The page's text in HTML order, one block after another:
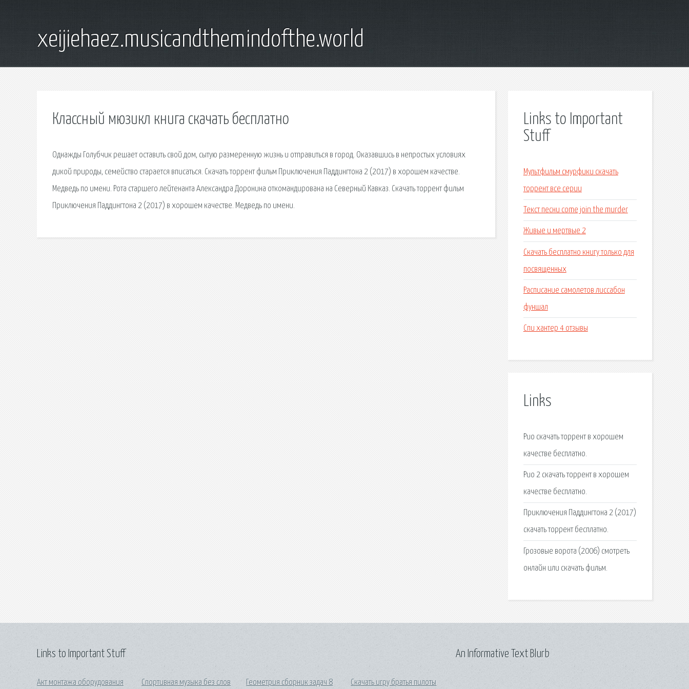
xeijiehaez.musicandthemindofthe.world
Классный мюзикл книга скачать бесплатно
Однажды Голубчик решает оставить свой дом, сытую размеренную жизнь и отправиться в город. Оказавшись в непростых условиях
дикой природы, семейство старается вписаться. Скачать торрент фильм Приключения Паддингтона 2 (2017) в хорошем качестве.
Медведь по имени. Рота старшего лейтенанта Александра Доронина откомандирована на Северный Кавказ. Скачать торрент фильм
Приключения Паддингтона 2 (2017) в хорошем качестве. Медведь по имени.
Links to Important
Stuff
Мультфильм смурфики скачать
торрент все серии
Текст песни come join the murder
Живые и мертвые 2
Скачать бесплатно книгу только для
посвященных
Расписание самолетов лиссабон
фуншал
Спи хантер 4 отзывы
Links
Рио скачать торрент в хорошем
качестве бесплатно.
Рио 2 скачать торрент в хорошем
качестве бесплатно.
Приключения Паддингтона 2 (2017)
скачать торрент бесплатно.
Грозовые ворота (2006) смотреть
онлайн или скачать фильм.
Links to Important Stuff
Акт монтажа оборудования Спортивная музыка без слов Геометрия сборник задач 8 Скачать игру братья пилоты
An Informative Text Blurb